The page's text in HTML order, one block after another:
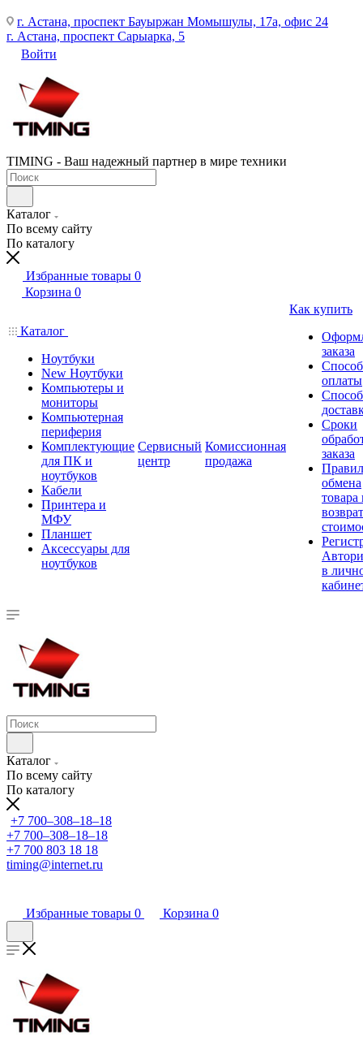
г. Астана, проспект Бауыржан Момышулы, 17а, офис 24
г. Астана, проспект Сарыарка, 5
Войти
TIMING - Ваш надежный партнер в мире техники
Каталог
По всему сайту
По каталогу
Избранные товары 0
Корзина 0
Каталог
Ноутбуки
New Ноутбуки
Компьютеры и
мониторы
Компьютерная
периферия
Комплектующие
для ПК и
ноутбуков
Кабели
Принтера и
МФУ
Планшет
Аксессуары для
ноутбуков
Сервисный
центр
Комиссионная
продажа
Как купить
заказа
оплаты
Сроки
заказа
обмена
товара
в
Каталог
По всему сайту
По каталогу
+7 700‒308‒18‒18
+7 700‒308‒18‒18
+7 700 803 18 18
timing@internet.ru
Избранные товары 0 Корзина 0